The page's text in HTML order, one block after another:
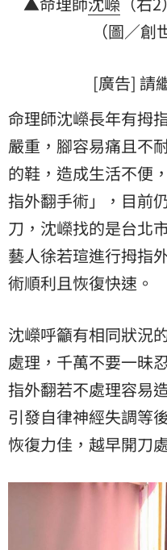
（圖／創
[廣告] 請
命理師沈嶸長年有拇
嚴重，腳容易痛且不
的鞋，造成生活不便
指外翻手術」，目前
刀 ，沈嶸找的是台北
藝人徐若瑄進行拇指
術順利且恢復快速。
沈嶸呼籲有相同狀況
處理，千萬不要一昧
指外翻若不處理容易
引發自律神經失調等
恢復力佳，越早開刀